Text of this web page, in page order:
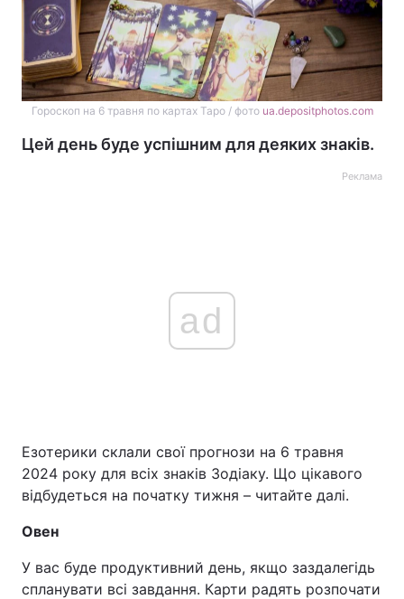
Гороскоп на 6 травня по картах Таро / фото ua.depositphotos.com
Цей день буде успішним для деяких знаків.
Реклама
ad
Езотерики склали свої прогнози на 6 травня
2024 року для всіх знаків Зодіаку. Що цікавого
відбудеться на початку тижня – читайте далі.
Овен
У вас буде продуктивний день, якщо заздалегідь
спланувати всі завдання. Карти радять розпочати